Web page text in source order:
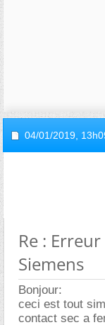
04/01/2019,
Re :
Siemens
Bonjour:
ceci est tout
contact sec a